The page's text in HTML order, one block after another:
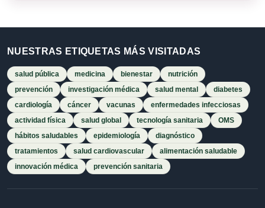
NUESTRAS ETIQUETAS MÁS VISITADAS
salud pública medicina bienestar
nutrición
prevención
investigación médica salud mental
diabetes
cardiología
cáncer vacunas
enfermedades infecciosas
actividad física
salud global tecnología sanitaria
OMS
hábitos saludables
epidemiología
diagnóstico
tratamientos
salud cardiovascular
alimentación saludable
innovación médica
prevención sanitaria